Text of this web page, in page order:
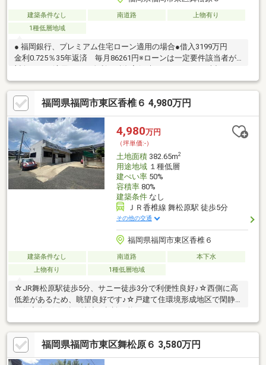
建築条件なし 南道路
上物有り
1種低層地域
● 福岡銀行、プレミアム住宅ローン適用の場合●借入3199万円
金利0.725％35年返済 毎月86261円※ローンは一定要件該当者が
ている金利・返済額と異なる場合があります。
福岡県福岡市東区香椎６ 4,980万円
4,980万円
（坪単価:-）
土地面積382.65m2
用途地域１種低層
建ぺい率50%
容積率80%
建築条件なし
ＪＲ香椎線 舞松原駅 徒歩5分
その他の交通
福岡県福岡市東区香椎６
建築条件なし 南道路
本下水
上物有り
1種低層地域
☆JR舞松原駅徒歩5分、サニー徒歩3分で利便性良好♪☆西側に高
低差があるため、眺望良好です♪☆戸建て住環境形成地区で閑静
福岡県福岡市東区舞松原６ 3,580万円